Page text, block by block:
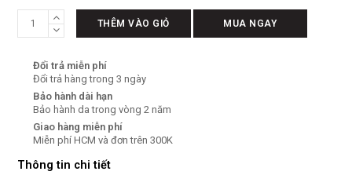
0
sao
Thắt
Sấu
Nam
Phần
Đôi
THÊM VÀO GIỎ MUA NGAY
Đổi trả miễn phí
Đổi trả hàng trong 3 ngày
Bảo hành dài hạn
Bảo hành da trong vòng 2 năm
Giao hàng miễn phí
Miễn phí HCM và đơn trên 300K
Thông tin chi tiết